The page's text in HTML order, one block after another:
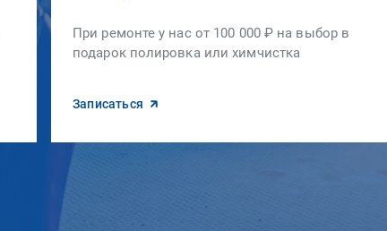
При ремонте у нас от 100 000 ₽ на выбор в
подарок полировка или химчистка
Записаться